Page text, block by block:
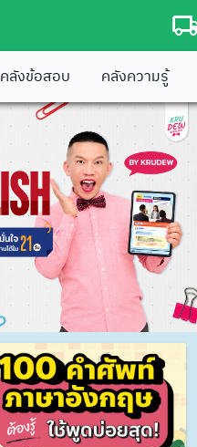
คลังข้อสอบ คลังความรู้